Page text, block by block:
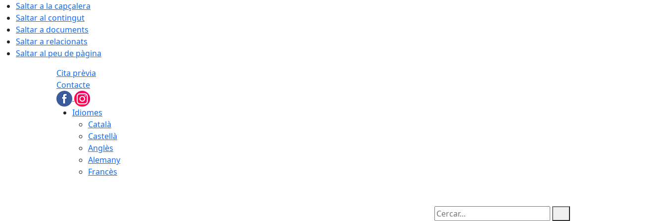
Saltar a la capçalera
Saltar al contingut
Saltar a documents
Saltar a relacionats
Saltar al peu de pàgina
Cita prèvia
Contacte
Idiomes
Català
Castellà
Anglès
Alemany
Francès